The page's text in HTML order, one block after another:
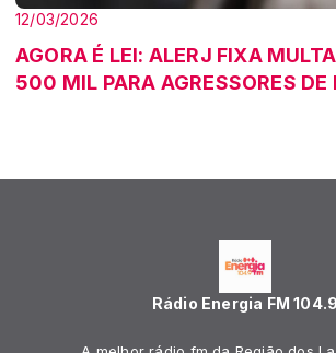
12/03/2026
AGORA É LEI: ALERJ FIXA
500 MIL PARA AGRESSORES DE
Rádio Energia FM 104.9